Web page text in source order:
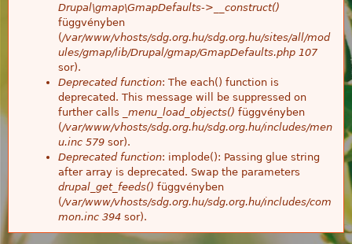
Drupal\gmap\GmapDefaults->__construct()
függvényben
(/var/www/vhosts/sdg.org.hu/sdg.org.hu/sites/all/mod
ules/gmap/lib/Drupal/gmap/GmapDefaults.php 107
sor).
Deprecated function: The each() function is
deprecated. This message will be suppressed on
further calls
_menu_load_objects() függvényben
(/var/www/vhosts/sdg.org.hu/sdg.org.hu/includes/men
u.inc 579 sor).
Deprecated function: implode(): Passing glue string
after array is deprecated. Swap the parameters
drupal_get_feeds() függvényben
(/var/www/vhosts/sdg.org.hu/sdg.org.hu/includes/com
mon.inc 394 sor).